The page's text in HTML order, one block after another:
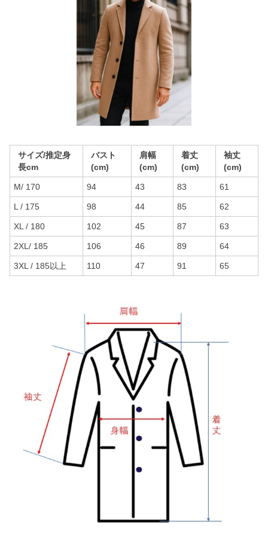
サイズ/推定身
長cm
バスト
(cm)
肩幅
(cm)
着丈
(cm)
袖丈
(cm)
M/ 170 94 43 83 61
L / 175 98 44 85 62
XL / 180 102 45 87 63
2XL/ 185 106 46 89 64
3XL / 185以上 110 47 91 65